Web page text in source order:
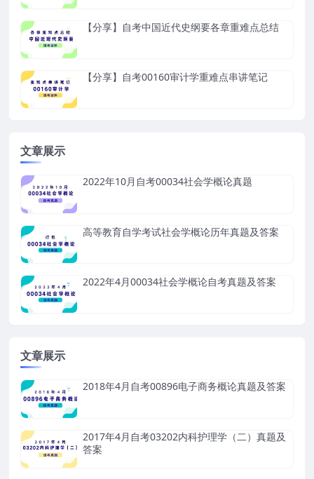
【分享】自考中国近代史纲要各章重难点总结
【分享】自考00160审计学重难点串讲笔记
文章展示
2022年10月自考00034社会学概论真题
高等教育自学考试社会学概论历年真题及答案
2022年4月00034社会学概论自考真题及答案
文章展示
2018年4月自考00896电子商务概论真题及答案
2017年4月自考03202内科护理学（二）真题及
答案